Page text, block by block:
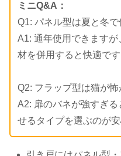
ミニQ&A：
Q1: パネル型は夏と冬で
A1: 通年使用できます
材を併用すると快適です
Q2: フラップ型は猫が怖
A2: 扉のバネが強すぎ
せるタイプを選ぶのが安